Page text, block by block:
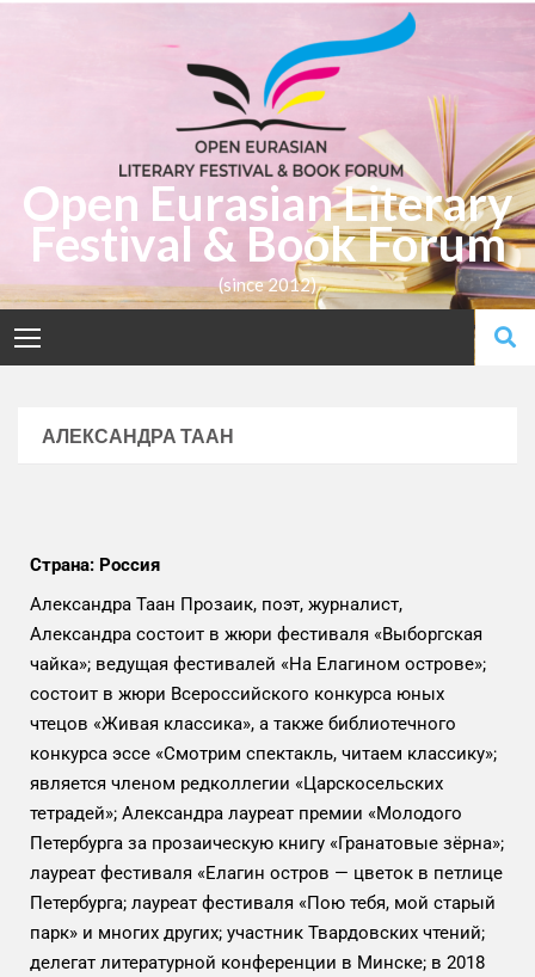
Open Eurasian Literary
Festival & Book Forum
(since 2012)
АЛЕКСАНДРА ТААН
Страна: Россия
Александра Таан Прозаик, поэт, журналист,
Александра состоит в жюри фестиваля «Выборгская
чайка»; ведущая фестивалей «На Елагином острове»;
состоит в жюри Всероссийского конкурса юных
чтецов «Живая классика», а также библиотечного
конкурса эссе «Смотрим спектакль, читаем классику»;
является членом редколлегии «Царскосельских
тетрадей»; Александра лауреат премии «Молодого
Петербурга за прозаическую книгу «Гранатовые зёрна»;
лауреат фестиваля «Елагин остров — цветок в петлице
Петербурга; лауреат фестиваля «Пою тебя, мой старый
парк» и многих других; участник Твардовских чтений;
делегат литературной конференции в Минске; в 2018